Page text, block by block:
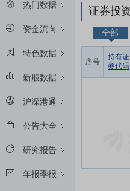
热门数据
资金流向
特色数据
新股数据
沪深港通
公告大全
研究报告
年报季报
证券投
全部
序号
持有证
券代码